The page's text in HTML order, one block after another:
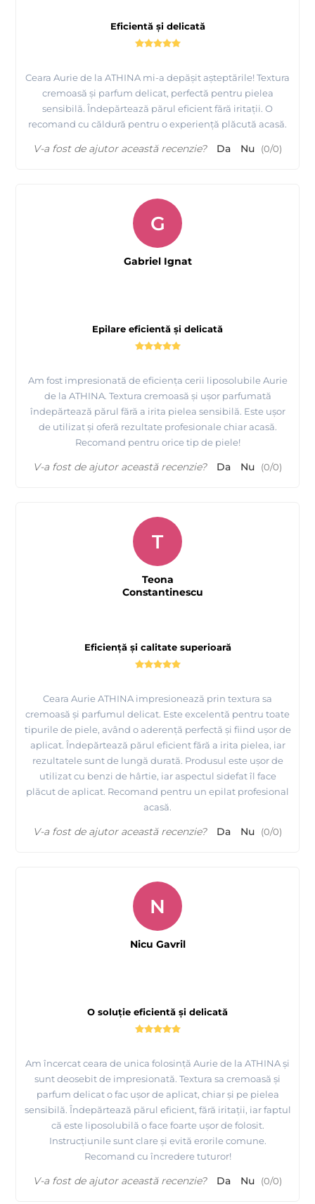
aparitia de hematomi.
3. Aplicari multiple de ceara pe aceiasi zona de epilat duce la
Contraindicatii:
Boli acute si cronice ale pielii la locul epilarii. Varice.
Eficientă și delicată
Ceara Aurie de la ATHINA mi-a depășit așteptările! Textura
cremoasă și parfum delicat, perfectă pentru pielea
sensibilă. Îndepărtează părul eficient fără iritații. O
recomand cu căldură pentru o experiență plăcută acasă.
V-a fost de ajutor această recenzie? Da Nu (0/0)
Epilare eficientă și delicată
Am fost impresionată de eficiența cerii liposolubile Aurie
de la ATHINA. Textura cremoasă și ușor parfumată
îndepărtează părul fără a irita pielea sensibilă. Este ușor
de utilizat și oferă rezultate profesionale chiar acasă.
Recomand pentru orice tip de piele!
G
Gabriel Ignat
V-a fost de ajutor această recenzie? Da Nu (0/0)
Eficiență și calitate superioară
Ceara Aurie ATHINA impresionează prin textura sa
cremoasă și parfumul delicat. Este excelentă pentru toate
tipurile de piele, având o aderență perfectă și fiind ușor de
aplicat. Îndepărtează părul eficient fără a irita pielea, iar
rezultatele sunt de lungă durată. Produsul este ușor de
utilizat cu benzi de hârtie, iar aspectul sidefat îl face
plăcut de aplicat. Recomand pentru un epilat profesional
acasă.
T
Teona
Constantinescu
V-a fost de ajutor această recenzie? Da Nu (0/0)
O soluție eficientă și delicată
Am încercat ceara de unica folosință Aurie de la ATHINA și
sunt deosebit de impresionată. Textura sa cremoasă și
parfum delicat o fac ușor de aplicat, chiar și pe pielea
sensibilă. Îndepărtează părul eficient, fără iritații, iar faptul
că este liposolubilă o face foarte ușor de folosit.
Instrucțiunile sunt clare și evită erorile comune.
Recomand cu încredere tuturor!
N
Nicu Gavril
V-a fost de ajutor această recenzie? Da Nu (0/0)